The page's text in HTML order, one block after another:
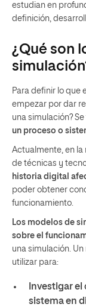
estudian en
definición,
¿Qué son
Para definir lo que
empezar por dar
una simulación?
un proceso o
Actualmente, en la
de técnicas y
historia digital
poder obtener
funcionamiento.
Los modelos de
sobre el
una simulación.
utilizar para:
Investigar
sistema en